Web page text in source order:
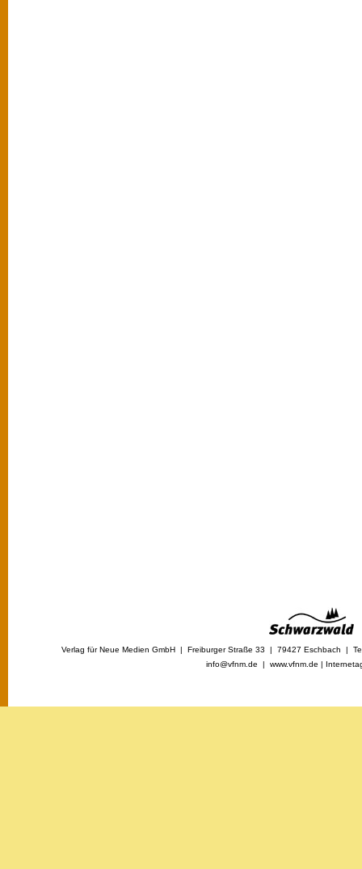
Verlag für Neue Medien GmbH | Freiburger Straße 33 | 79427 Eschbach |
info@vfnm.de | www.vfnm.de |